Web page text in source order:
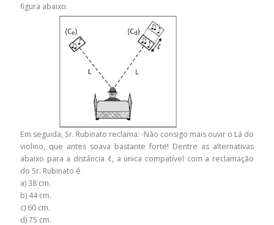
figura abaixo.
Em seguida, Sr. Rubinato reclama: -Não consigo mais ouvir o Lá do
violino, que antes soava bastante forte! Dentre as alternativas
abaixo para a distância ℓ, a única compatível com a reclamação
do Sr. Rubinato é
a) 38 cm.
b) 44 cm.
c) 60 cm.
d) 75 cm.